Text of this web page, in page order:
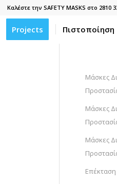
Καλέστε την SAFETY MASKS στο 2810
Projects Πιστοποίηση
Μάσκες
Μάσκες
Μάσκες